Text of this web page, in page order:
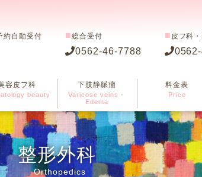
約自動受付 ■総合受付
0562-46-7788
■ 皮フ科
容皮フ科
beauty
下肢静脈瘤
Varicose veins・
Edema
料金表
Price
整形外科
Orthopedics